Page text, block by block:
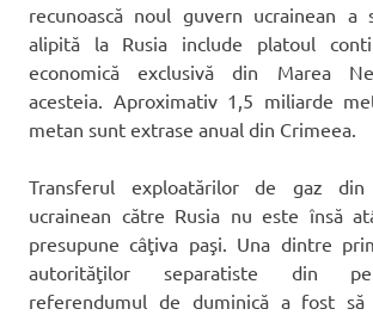
recunoască noul guvern ucrainean a
alipită la Rusia include platoul
economică exclusivă din Marea
acesteia. Aproximativ 1,5 miliarde
metan sunt extrase anual din Crimeea.
Transferul exploatărilor de gaz
ucrainean către Rusia nu este însă
presupune câţiva paşi. Una dintre
autorităţilor separatiste din
referendumul de duminică a fost să